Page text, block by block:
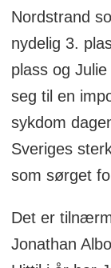
Nordstrand
nydelig 3.
plass og
seg til en
sykdom
Sveriges
som sørget
Det er
Jonathan